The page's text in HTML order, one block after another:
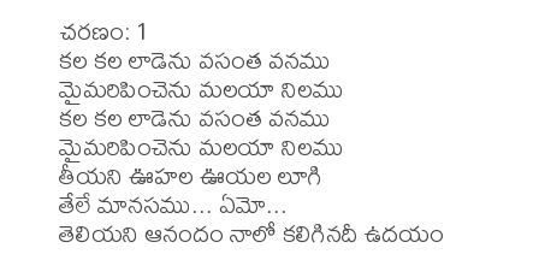
చరణం: 1
కల కల లాడెను వసంత వనము
మైమరిపించెను మలయా నిలము
కల కల లాడెను వసంత వనము
మైమరిపించెను మలయా నిలము
తీయని ఊహల ఊయల లూగి
తేలే మానసము... ఏమో...
తెలియని ఆనందం నాలో కలిగినదీ ఉదయం